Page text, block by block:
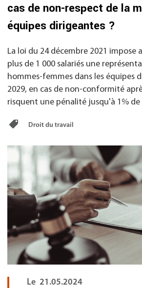
cas de non-respect de la
équipes dirigeantes ?
La loi du 24 décembre 2021 impose
plus de 1 000 salariés une
hommes-femmes dans les équipes
2029, en cas de non-conformité
risquent une pénalité jusqu'à 1% de
Droit du travail
Le 21.05.2024